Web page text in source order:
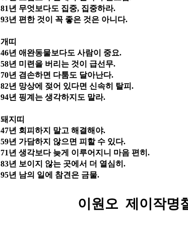
81 년 무엇보다도 집중, 집중하라.
93년 편한 것이 꼭 좋은 것은 아니다.
개띠
46년 애완동물보다도 사람이 중요.
58년 미련을 버리는 것이 급선무.
70년 겸손하면 다툼도 달아난다.
82년 망상에 젖어 있다면 신속히 탈피 .
94년 핑계는 생각하지도 말라.
돼지띠
47년 회피하지 말고 해결해야.
59년 가담하지 않으면 피할 수 있다.
71 년 생각보다 늦게 이루어지니 마음 편히 .
83년 보이지 않는 곳에서 더 열심히 .
95년 남의 일에 참견은 금물.
이원오 제이작명